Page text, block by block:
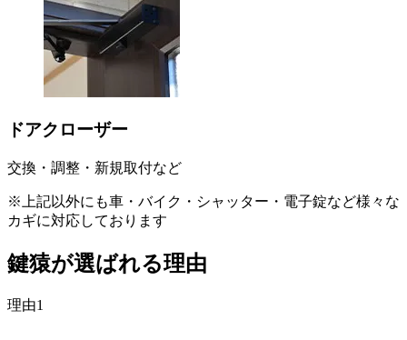
ドアクローザー
交換・調整・新規取付など
※上記以外にも車・バイク・シャッター・電子錠など様々な
カギに対応しております
鍵猿が選ばれる理由
理由1